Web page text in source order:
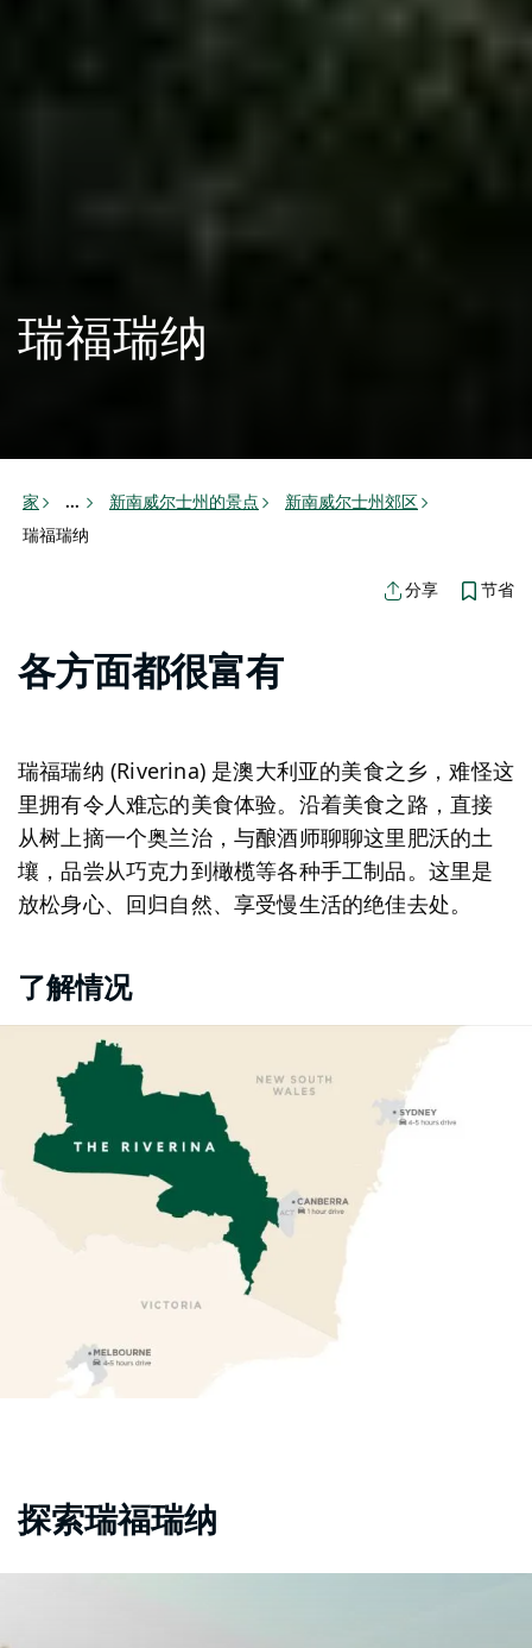
瑞福瑞纳
家 ... 新南威尔士州的景点
新南威尔士州郊区
瑞福瑞纳
分享 节省
各方面都很富有
瑞福瑞纳 (Riverina) 是澳大利亚的美食之乡，难怪这
里拥有令人难忘的美食体验。沿着美食之路，直接
从树上摘一个奥兰治，与酿酒师聊聊这里肥沃的土
壤，品尝从巧克力到橄榄等各种手工制品。这里是
放松身心、回归自然、享受慢生活的绝佳去处。
了解情况
探索瑞福瑞纳